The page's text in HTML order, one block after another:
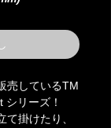
売しているTM
リーズ！
掛けたり、